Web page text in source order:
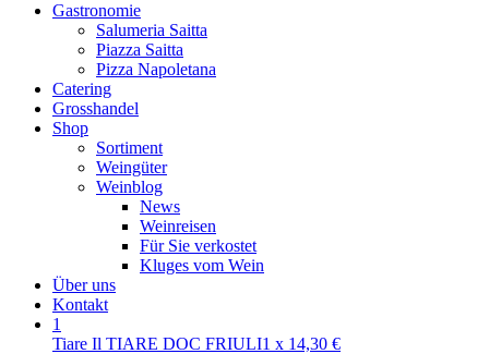
Gastronomie
Salumeria Saitta
Piazza Saitta
Pizza Napoletana
Catering
Grosshandel
Shop
Sortiment
Weingüter
Weinblog
News
Weinreisen
Für Sie verkostet
Kluges vom Wein
Über uns
Kontakt
1
Tiare Il TIARE DOC FRIULI1 x 14,30 €